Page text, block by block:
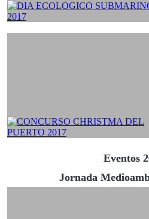
Eventos
Jornada